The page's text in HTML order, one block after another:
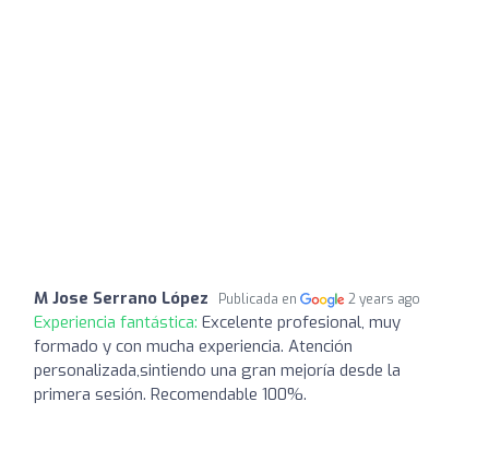
M Jose Serrano López Publicada en 2 years ago
Experiencia fantástica: Excelente profesional, muy
formado y con mucha experiencia. Atención
personalizada,sintiendo una gran mejoría desde la
primera sesión. Recomendable 100%.